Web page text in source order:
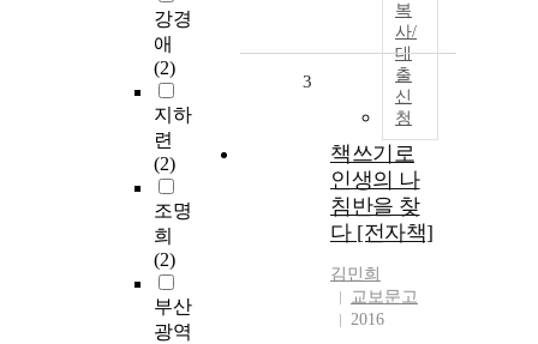
강경
애
(2)
지하
련
(2)
조명
희
(2)
부산
광역
복
사/
대
출
신
청
3
책쓰기로
인생의 나
침반을 찾
다 [전자책]
김민희
교보문고
2016